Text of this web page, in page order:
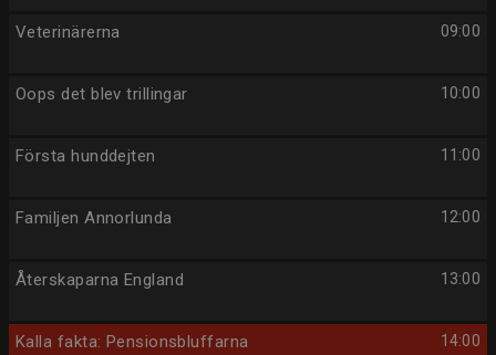
09:00
Veterinärerna
10:00
Oops det blev trillingar
11:00
Första hunddejten
12:00
Familjen Annorlunda
13:00
Återskaparna England
14:00
Kalla fakta: Pensionsbluffarna